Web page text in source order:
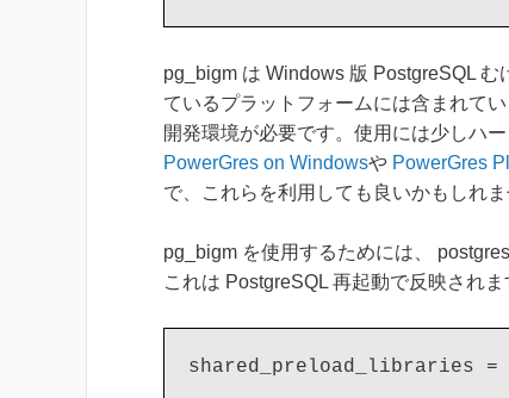
pg_bigm は Windows 版 PostgreSQL
ているプラットフォームには含まれて
開発環境が必要です。使用には少しハ
PowerGres on Windowsや PowerGres
で、これらを利用しても良いかもしれま
pg_bigm を使用するためには、
これは PostgreSQL 再起動で反映されま
shared_preload_libraries =